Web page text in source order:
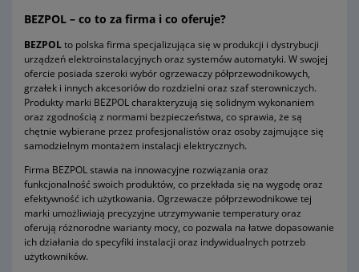
BEZPOL – co to za firma i co oferuje?
BEZPOLto polska firma specjalizująca się w produkcji i dystrybucji
urządzeń elektroinstalacyjnych oraz systemów automatyki. W swojej
ofercie posiada szeroki wybór ogrzewaczy półprzewodnikowych,
grzałek i innych akcesoriów do rozdzielni oraz szaf sterowniczych.
Produkty marki BEZPOL charakteryzują się solidnym wykonaniem
oraz zgodnością z normami bezpieczeństwa, co sprawia, że są
chętnie wybierane przez profesjonalistów oraz osoby zajmujące się
samodzielnym montażem instalacji elektrycznych.
Firma BEZPOL stawia na innowacyjne rozwiązania oraz
funkcjonalność swoich produktów, co przekłada się na wygodę oraz
efektywność ich użytkowania. Ogrzewacze półprzewodnikowe tej
marki umożliwiają precyzyjne utrzymywanie temperatury oraz
oferują różnorodne warianty mocy, co pozwala na łatwe dopasowanie
ich działania do specyfiki instalacji oraz indywidualnych potrzeb
użytkowników.